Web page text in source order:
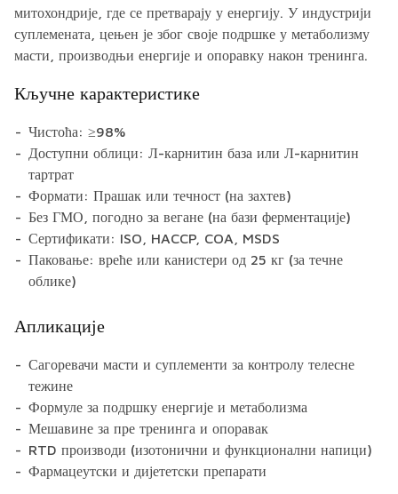
митохондрије, где се претварају у енергију. У индустрији
суплемената, цењен је због своје подршке у метаболизму
масти, производњи енергије и опоравку након тренинга.
Кључне карактеристике
Чистоћа: ≥98%
Доступни облици: Л-карнитин база или Л-карнитин
тартрат
Формати: Прашак или течност (на захтев)
Без ГМО, погодно за вегане (на бази ферментације)
Сертификати: ISO, HACCP, COA, MSDS
Паковање: вреће или канистери од 25 кг (за течне
облике)
Апликације
Сагоревачи масти и суплементи за контролу телесне
тежине
Формуле за подршку енергије и метаболизма
Мешавине за пре тренинга и опоравак
RTD производи (изотонични и функционални напици)
Фармацеутски и дијететски препарати